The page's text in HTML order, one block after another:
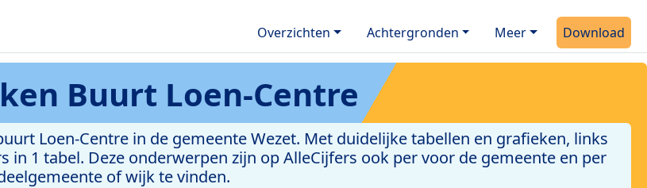
Overzichten Achtergronden Meer Download
Buurt Loen-Centre
Loen-Centre in de gemeente Wezet. Met duidelijke tabellen en grafieken, links
1 tabel. Deze onderwerpen zijn op AlleCijfers ook per voor de gemeente en per
of wijk te vinden.